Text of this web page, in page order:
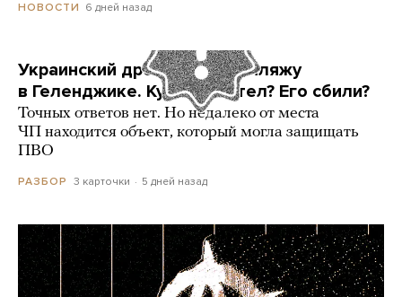
НОВОСТИ 6 дней назад
Украинский дрон попал по пляжу
в Геленджике. Куда он летел? Его сбили?
Точных ответов нет. Но недалеко от места
ЧП находится объект, который могла защищать
ПВО
РАЗБОР 3 карточки 5 дней назад